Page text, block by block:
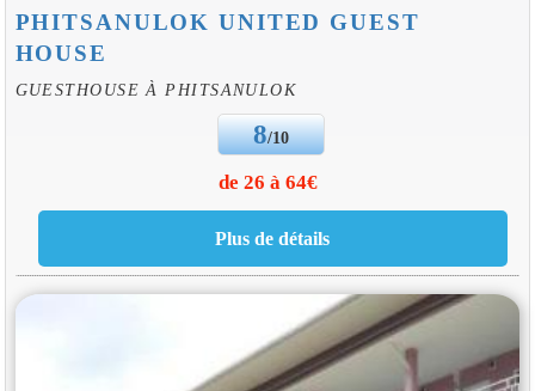
PHITSANULOK UNITED GUEST
HOUSE
GUESTHOUSE À PHITSANULOK
8/10
de 26 à 64€